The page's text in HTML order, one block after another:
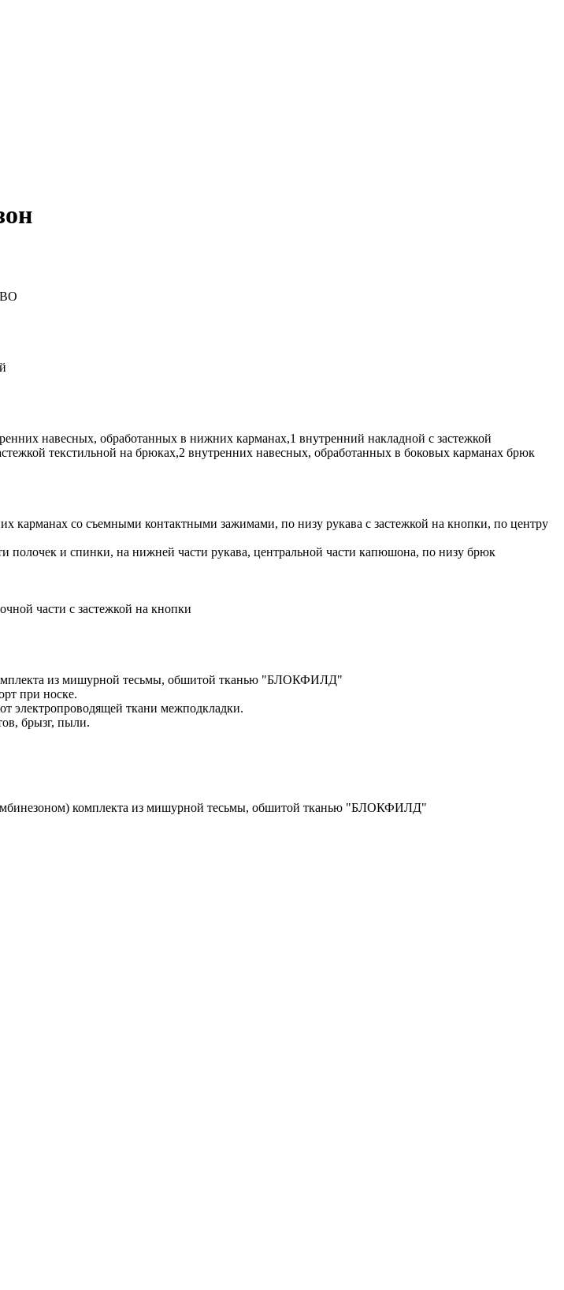
навесных, обработанных в нижних карманах,1 внутренний накладной с застежкой
текстильной на брюках,2 внутренних навесных, обработанных в боковых карманах брюк
карманах со съемными контактными зажимами, по низу рукава с застежкой на кнопки, по центру
полочек и спинки, на нижней части рукава, центральной части капюшона, по низу брюк
части с застежкой на кнопки
из мишурной тесьмы, обшитой тканью "БЛОКФИЛД"
при носке.
электропроводящей ткани межподкладки.
брызг, пыли.
комплекта из мишурной тесьмы, обшитой тканью "БЛОКФИЛД"